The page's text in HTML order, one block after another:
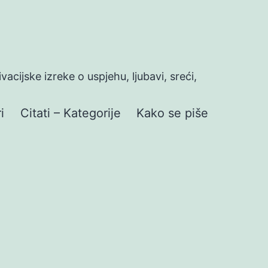
izreke o uspjehu, ljubavi, sreći,
Citati – Kategorije Kako se piše